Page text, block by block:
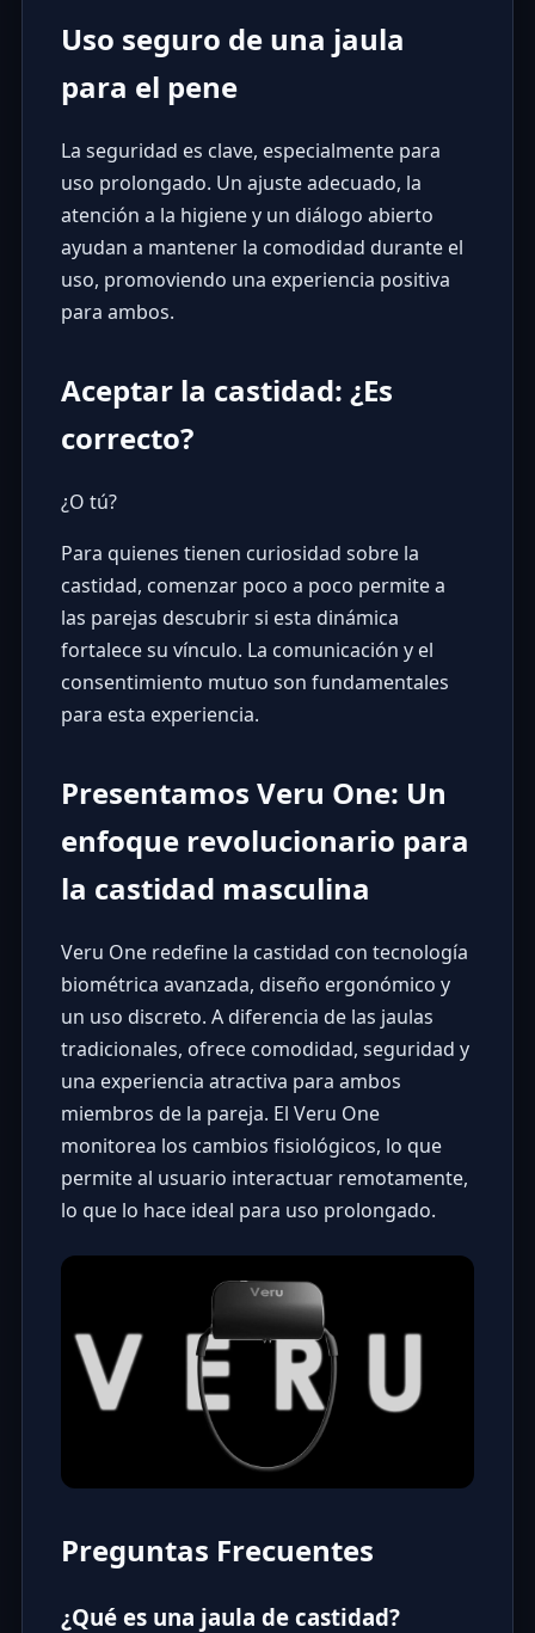
Uso seguro de una jaula
para el pene
La seguridad es clave, especialmente para
uso prolongado. Un ajuste adecuado, la
atención a la higiene y un diálogo abierto
ayudan a mantener la comodidad durante el
uso, promoviendo una experiencia positiva
para ambos.
Aceptar la castidad: ¿Es
correcto?
¿O tú?
Para quienes tienen curiosidad sobre la
castidad, comenzar poco a poco permite a
las parejas descubrir si esta dinámica
fortalece su vínculo. La comunicación y el
consentimiento mutuo son fundamentales
para esta experiencia.
Presentamos Veru One: Un
enfoque revolucionario para
la castidad masculina
Veru One redefine la castidad con tecnología
biométrica avanzada, diseño ergonómico y
un uso discreto. A diferencia de las jaulas
tradicionales, ofrece comodidad, seguridad y
una experiencia atractiva para ambos
miembros de la pareja. El Veru One
monitorea los cambios fisiológicos, lo que
permite al usuario interactuar remotamente,
lo que lo hace ideal para uso prolongado.
Preguntas Frecuentes
¿Qué es una jaula de castidad?